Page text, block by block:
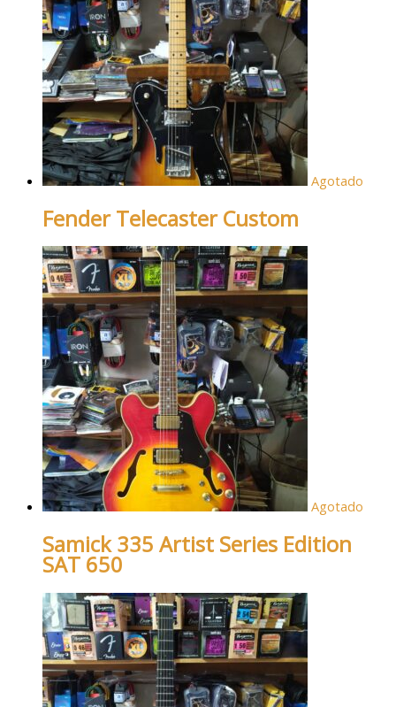
Agotado
Fender Telecaster Custom
Agotado
Samick 335 Artist Series Edition
SAT 650